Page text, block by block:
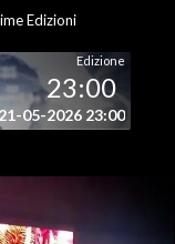
Edizioni
Edizione
23:00
05-2026 23:00